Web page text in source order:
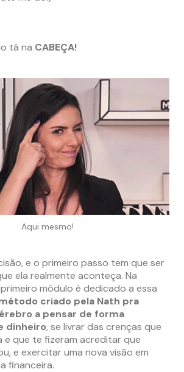
tá na CABEÇA!
Aqui mesmo!
e o primeiro passo tem que ser
ela realmente aconteça. Na
módulo é dedicado a essa
criado pela Nath pra
a pensar de forma
dinheiro, se livrar das crenças que
e que te fizeram acreditar que
e exercitar uma nova visão em
financeira.